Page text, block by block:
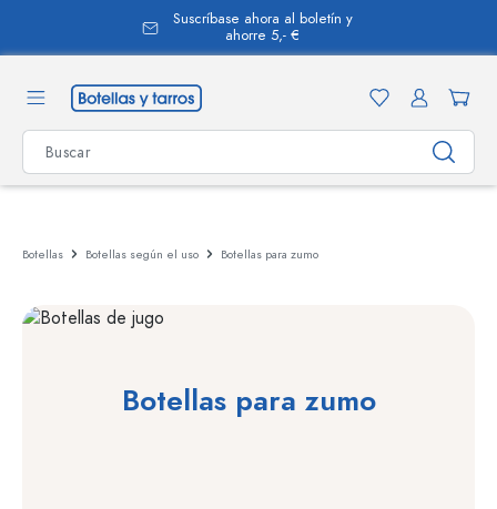
Suscríbase ahora al boletín y
ahorre 5,- €
Botellas Botellas según el uso Botellas para zumo
Botellas para zumo